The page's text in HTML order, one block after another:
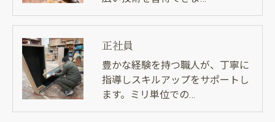
正社員
豊かな経験を持つ職人が、丁寧に
指導しスキルアップをサポートし
ます。ミリ単位での…